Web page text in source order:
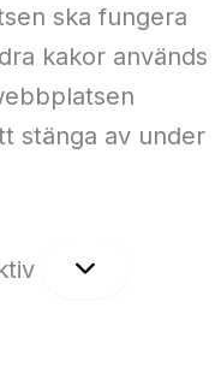
ska fungera
kakor används
stänga av under